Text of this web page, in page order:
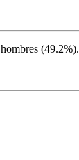
hombres (49.2%).